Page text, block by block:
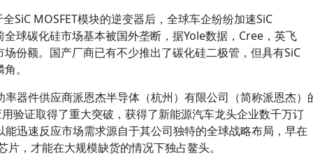
SiC MOSFET模块的逆变器后，全球车企纷纷加速SiC
球碳化硅市场基本被国外垄断，据Yole数据，Cree，英飞
份额。国产厂商已有不少推出了碳化硅二极管，但具有SiC
。
器件供应商派恩杰半导体（杭州）有限公司（简称派恩杰）
验证取得了重大突破，获得了新能源汽车龙头企业数千万订
迅速反应市场需求源自于其公司独特的全球战略布局，早在
，才能在大规模缺货的情况下独占鳌头。